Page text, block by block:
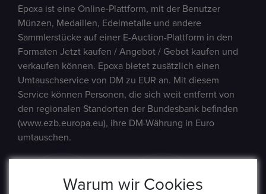
Epoxa ist eine Online-Plattform, mit der Benutzer
Münzen, Medaillen, Edelmetalle und andere
Sammlerstücke auf einer E-Auction-Plattform in den
Formaten Jetzt kaufen / Angebot / Gebot kaufen und
verkaufen können. Epoxa bietet zusätzlich einen
Umtauschservice von DM zu EUR an. Mit diesem
Service können Personen, die sich weit entfernt von
den regionalen Standorten der Bundesbank befinden
(www.ezb.europa.eu), ihre DM-Währung in Euro
umtauschen.
Warum wir Cookies